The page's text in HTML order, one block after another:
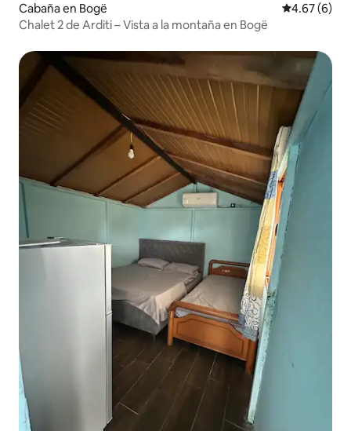
Cabaña en Bogë Calificación
4.67 (6)
Chalet 2 de Arditi – Vista a la montaña en Bogë